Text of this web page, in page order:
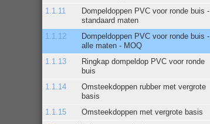
Dompeldoppen PVC voor ronde buis -
standaard maten
Dompeldoppen PVC voor ronde buis -
alle maten - MOQ
Ringkap dompeldop PVC voor ronde
buis
Omsteekdoppen rubber met vergrote
basis
Omsteekdoppen met vergrote basis